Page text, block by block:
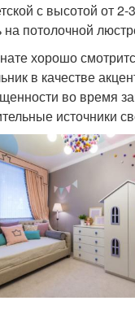
с высотой от
потолочной
хорошо
в качестве
во время
источники